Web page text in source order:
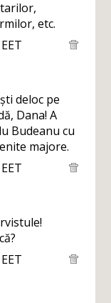
etc.
deloc pe
Dana! A
Budeanu cu
majore.